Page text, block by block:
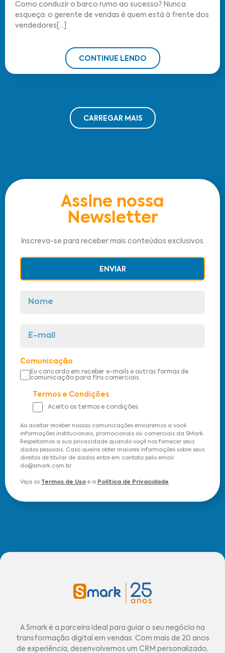
Como conduzir o barco rumo ao sucesso? Nunca
esqueça: o gerente de vendas é quem está à frente dos
vendedores[...]
CONTINUE LENDO
CARREGAR MAIS
Assine nossa
Newsletter
Inscreva-se para receber mais conteúdos exclusivos.
Comunicação
Eu concordo em receber e-mails e outras formas de
comunicação para fins comerciais.
Termos e Condições
Aceito os termos e condições.
Ao aceitar receber nossas comunicações enviaremos a você
informações institucionais, promocionais ou comerciais da SMark.
Respeitamos a sua privacidade quando voçê nos fornecer seus
dados pessoais. Caso queira obter maiores informações sobre seus
direitos de titular de dados entre em contato pelo email
do@smark.com.br
Veja os Termos de Uso e a Política de Privacidade
ENVIAR
A Smark é a parceira ideal para guiar o seu negócio na
transformação digital em vendas. Com mais de 20 anos
de experiência, desenvolvemos um CRM personalizado,